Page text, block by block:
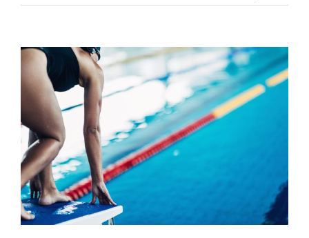
SERVEIS
INFANTS
BLOG
EMPRESES
CONTACTE
View
Larger
Image